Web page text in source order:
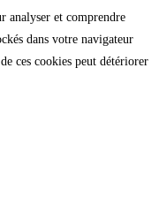
analyser et comprendre
dans votre navigateur
ces cookies peut détériorer